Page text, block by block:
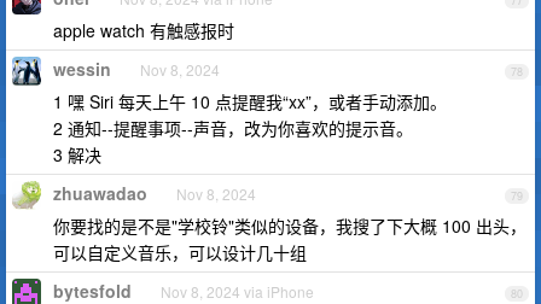
apple watch 有触感报时
78
wessin Nov 8, 2024
1 嘿 Siri 每天上午 10 点提醒我“xx”，或者手动添加。
2 通知--提醒事项--声音，改为你喜欢的提示音。
3 解决
79
zhuawadao Nov 8, 2024
你要找的是不是"学校铃"类似的设备，我搜了下大概 100 出头，
可以自定义音乐，可以设计几十组
80
bytesfold Nov 8, 2024 via iPhone